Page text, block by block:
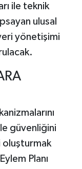
ile teknik
ulusal
yönetişimi
güvenliğini
Planı